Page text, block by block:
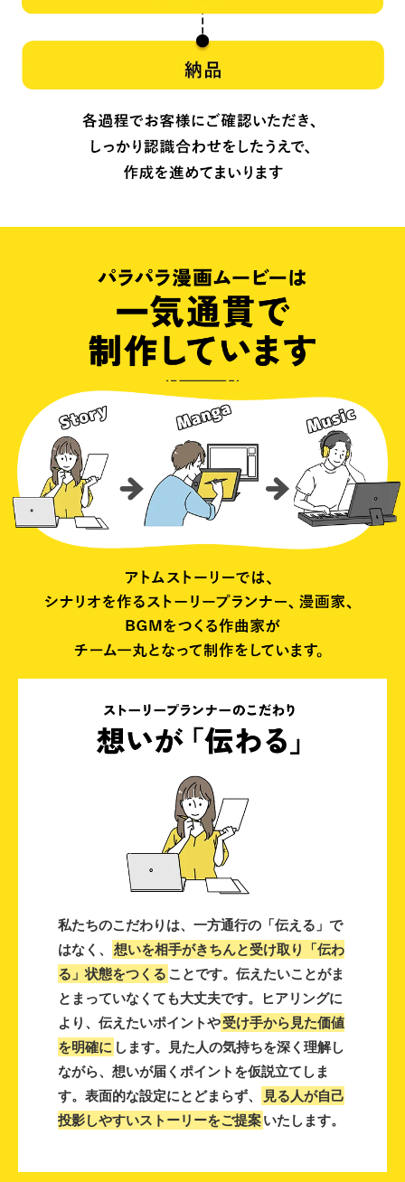
私たちのこだわりは、一方通行の「伝える」で
はなく、
想いを相手がきちんと受け取り「伝わ
る」状態をつくる ことです。伝えたいことがま
とまっていなくても大丈夫です。ヒアリングに
より、伝えたいポイントや受け手から見た価値
を明確に します。見た人の気持ちを深く理解し
ながら、想いが届くポイントを仮説立てしま
す。表面的な設定にとどまらず、
見る人が自己
投影しやすいストーリーをご提案いたします。